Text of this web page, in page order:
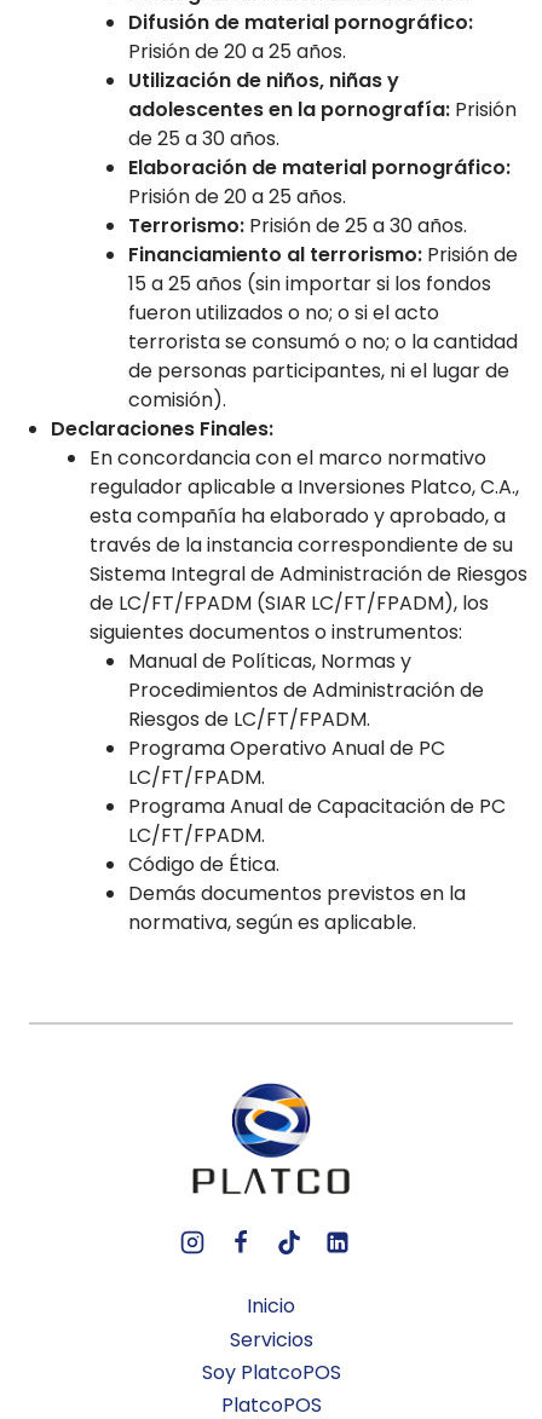
Difusión de material pornográfico:
Prisión de 20 a 25 años.
Utilización de niños, niñas y
adolescentes en la pornografía: Prisión
de 25 a 30 años.
Elaboración de material pornográfico:
Prisión de 20 a 25 años.
Terrorismo: Prisión de 25 a 30 años.
Financiamiento al terrorismo: Prisión de
15 a 25 años (sin importar si los fondos
fueron utilizados o no; o si el acto
terrorista se consumó o no; o la cantidad
de personas participantes, ni el lugar de
comisión).
Declaraciones Finales:
En concordancia con el marco normativo
regulador aplicable a Inversiones Platco, C.A.,
esta compañía ha elaborado y aprobado, a
través de la instancia correspondiente de su
Sistema Integral de Administración de Riesgos
de LC/FT/FPADM (SIAR LC/FT/FPADM), los
siguientes documentos o instrumentos:
Manual de Políticas, Normas y
Procedimientos de Administración de
Riesgos de LC/FT/FPADM.
Programa Operativo Anual de PC
LC/FT/FPADM.
Programa Anual de Capacitación de PC
LC/FT/FPADM.
Código de Ética.
Demás documentos previstos en la
normativa, según es aplicable.
Inicio
Servicios
Soy PlatcoPOS
PlatcoPOS